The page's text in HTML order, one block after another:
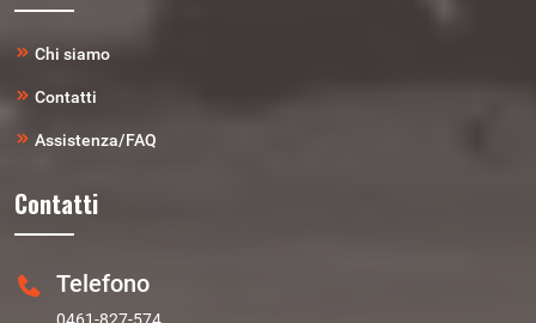
Chi siamo
Contatti
Assistenza/FAQ
Contatti
Telefono
0461-827-574